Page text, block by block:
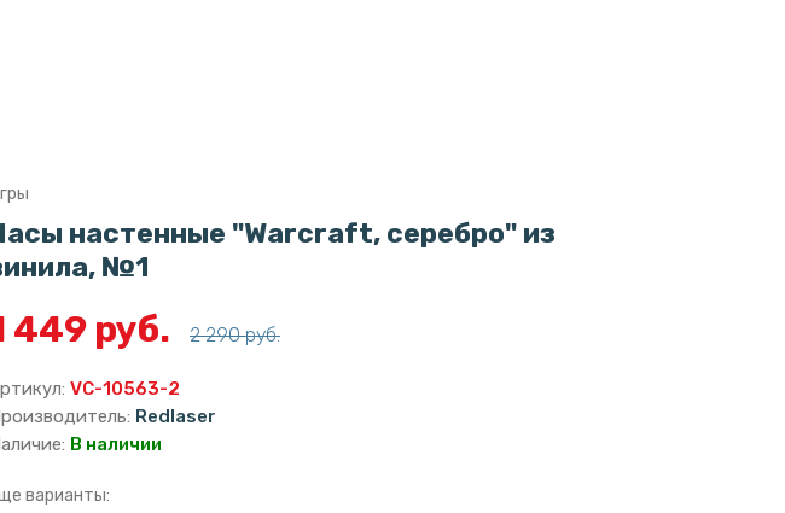
настенные "Warcraft, серебро" из
№1
449 руб. 2 290 руб.
VC-10563-2
Redlaser
В наличии
варианты: